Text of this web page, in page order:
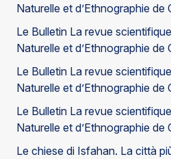
Naturelle et d’Ethnographie de
Le Bulletin La revue
Naturelle et d’Ethnographie
Le Bulletin La revue
Naturelle et d’Ethnographie
Le Bulletin La revue
Naturelle et d’Ethnographie
Le chiese di Isfahan. La città